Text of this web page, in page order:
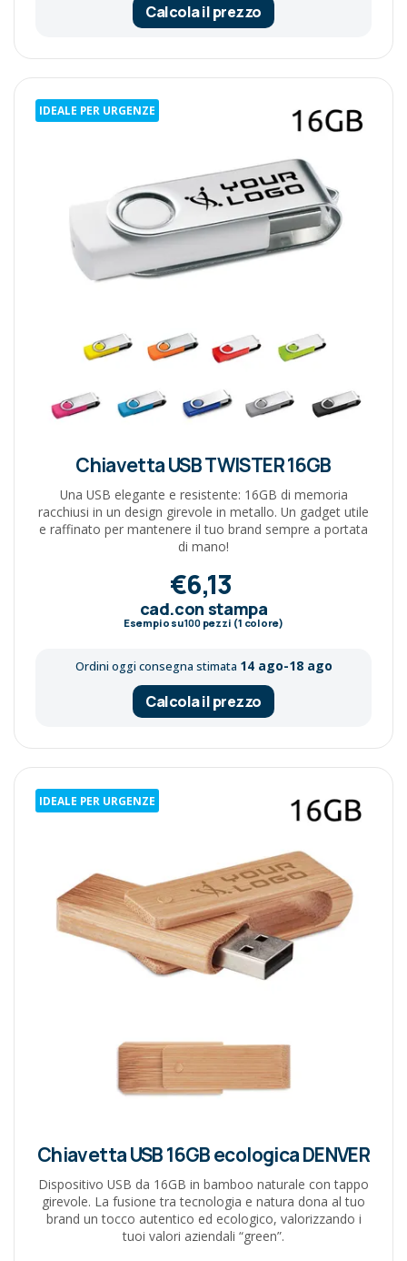
Calcola il prezzo
IDEALE PER URGENZE
Chiavetta USB TWISTER 16GB
Una USB elegante e resistente: 16GB di memoria
racchiusi in un design girevole in metallo. Un gadget utile
e raffinato per mantenere il tuo brand sempre a portata
di mano!
€6,13
cad.con stampa
Esempio su100pezzi (1 colore)
Ordini oggi consegna stimata 14 ago-18 ago
Calcola il prezzo
IDEALE PER URGENZE
Chiavetta USB 16GB ecologica DENVER
Dispositivo USB da 16GB in bamboo naturale con tappo
girevole. La fusione tra tecnologia e natura dona al tuo
brand un tocco autentico ed ecologico, valorizzando i
tuoi valori aziendali “green”.